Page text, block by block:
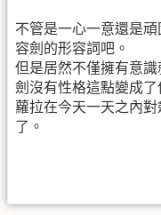
不管是一心一意還是
容劍的形容詞吧。
但是居然不僅擁有意識
劍沒有性格這點變成了
蘿拉在今天一天之內
了。